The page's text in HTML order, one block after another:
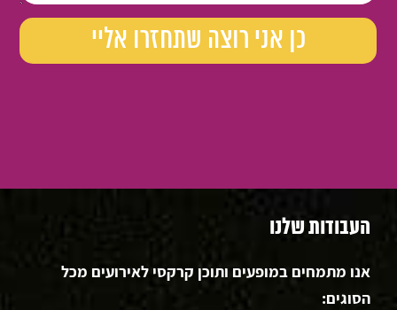
העבודות שלנו
אנו מתמחים במופעים ותוכן קרקסי לאירועים מכל
הסוגים: